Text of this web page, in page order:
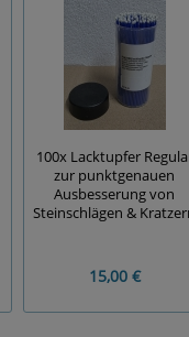
100x Lacktupfer
zur punktgenauen
Ausbesserung von
Steinschlägen &
15,00 €